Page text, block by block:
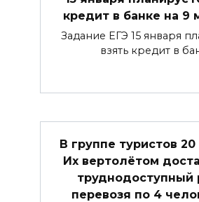
кредит в банке на 9
Задание ЕГЭ 15 января
взять кредит в
В группе туристов
Их вертолётом
труднодоступный
перевозя по 4